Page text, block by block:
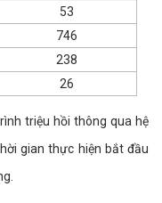
53
746
238
26
triệu hồi thông qua hệ
gian thực hiện bắt đầu